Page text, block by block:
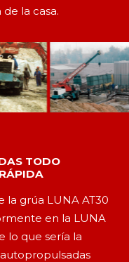
la casa.
TODO
la grúa LUNA AT30
en la LUNA
lo que sería la